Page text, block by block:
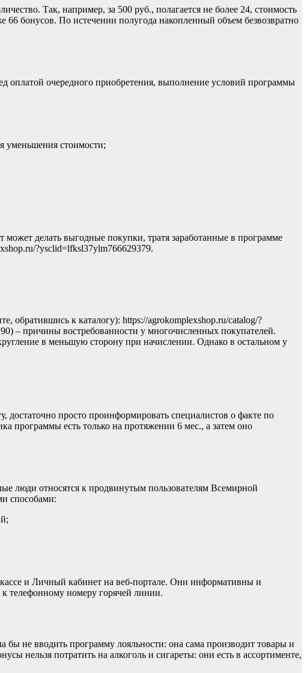
Так, например, за 500 руб., полагается не более 24, стоимость
66 бонусов. По истечении полугода накопленный объем безвозвратно
оплатой очередного приобретения, выполнение условий программы
уменьшения стоимости;
делать выгодные покупки, тратя заработанные в программе
?ysclid=lfksl37ylm766629379.
обратившись к каталогу): https://agrokomplexshop.ru/catalog/?
– причины востребованности у многочисленных покупателей.
в меньшую сторону при начислении. Однако в остальном у
достаточно просто проинформировать специалистов о факте по
программы есть только на протяжении 6 мес., а затем оно
люди относятся к продвинутым пользователям Всемирной
способами:
и Личный кабинет на веб-портале. Они информативны и
телефонному номеру горячей линии.
бы не вводить программу лояльности: она сама производит товары и
нельзя потратить на алкоголь и сигареты: они есть в ассортименте,